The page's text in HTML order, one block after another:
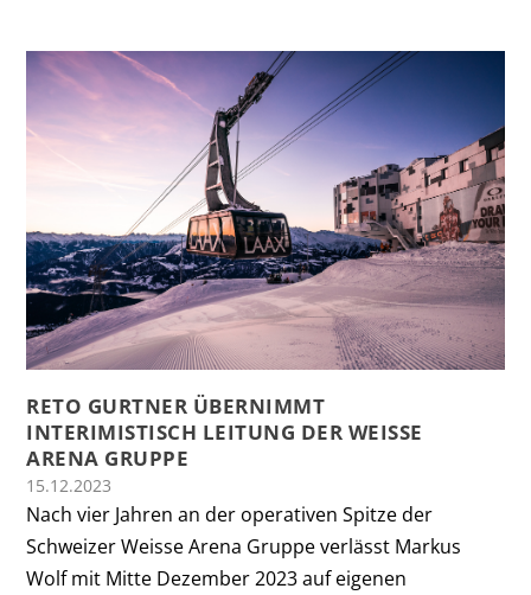
RETO GURTNER ÜBERNIMMT
INTERIMISTISCH LEITUNG DER WEISSE
ARENA GRUPPE
15.12.2023
Nach vier Jahren an der operativen Spitze der
Schweizer Weisse Arena Gruppe verlässt Markus
Wolf mit Mitte Dezember 2023 auf eigenen